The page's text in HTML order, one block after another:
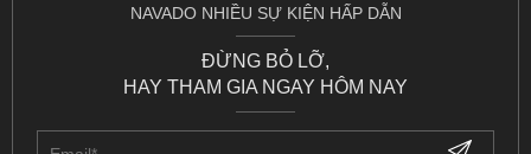
NAVADO NHIỀU SỰ KIỆN HẤP DẪN
ĐỪNG BỎ LỠ,
HAY THAM GIA NGAY HÔM NAY